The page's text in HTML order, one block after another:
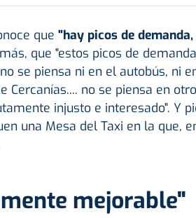
que "hay picos de
que "estos picos de
se piensa ni en el autobús, ni
Cercanías.... no se piensa en
injusto e interesado". Y
una Mesa del Taxi en la que,
mejorable"